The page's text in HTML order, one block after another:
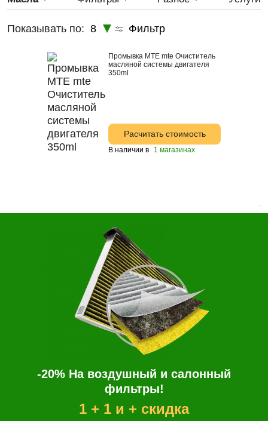
IDEMITSU
LYNX
ROLF
Samson
SPOT
Astrohim
Лукойл
Honda
Hyundai
Liqui Moly
Mazda
Mobil
Nissan
5W-20
5w-40
Показывать по: 8 Фильтр
Промывка MTE mte Очиститель
масляной системы двигателя
350ml
Расчитать стоимость
В наличии в 1 магазинах
-20% На воздушный и салонный
фильтры!
1 + 1 и + скидка